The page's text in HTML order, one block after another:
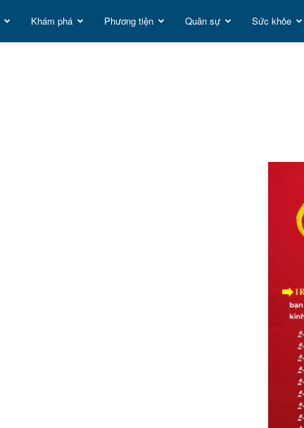
Khám phá Phương tiện Quân sự Sức khỏe